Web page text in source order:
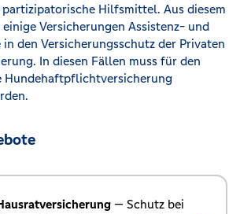
Hilfsmittel. Aus diesem
Versicherungen Assistenz- und
den Versicherungsschutz der Privaten
In diesen Fällen muss für den
Hundehaftpflichtversicherung
— Schutz bei